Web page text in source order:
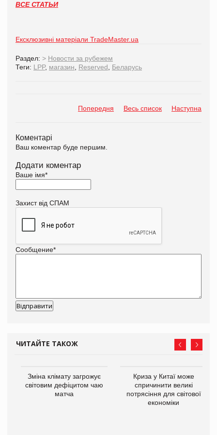
ВСЕ СТАТЬИ
Ексклюзивні матеріали TradeMaster.ua
Раздел: > Новости за рубежем
Теги: LPP, магазин Reserved Беларусь
Попередня Весь список Наступна
Коментарі
Ваш коментар буде першим.
Додати коментар
Ваше імя*
Захист від СПАМ
Сообщение*
ЧИТАЙТЕ ТАКОЖ
Зміна клімату загрожує
світовим дефіцитом чаю
матча
Криза у Китаї може
спричинити великі
потрясіння для світової
економіки